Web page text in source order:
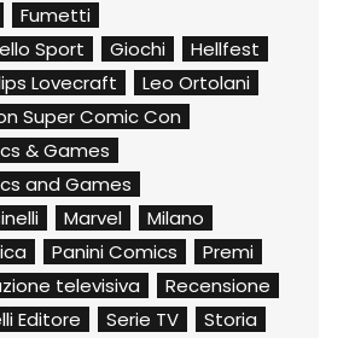
Fumetti
Sport
Giochi
Hellfest
Lovecraft
Leo Ortolani
Super Comic Con
& Games
and Games
Marvel
Milano
Panini Comics
Premi
televisiva
Recensione
Editore
Serie TV
Storia